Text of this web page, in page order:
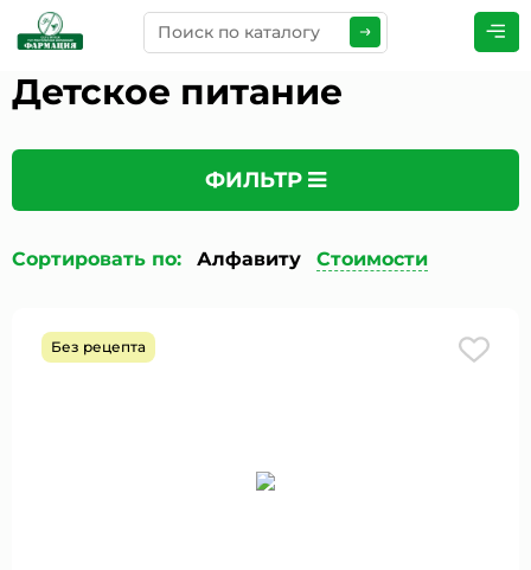
Детское питание
ФИЛЬТР
Сортировать по: Алфавиту Стоимости
Без рецепта
ПРЕДСТАВЬТЕСЬ *
ТЕЛЕФОН*
ЭЛЕКТРОННАЯ ПОЧТА